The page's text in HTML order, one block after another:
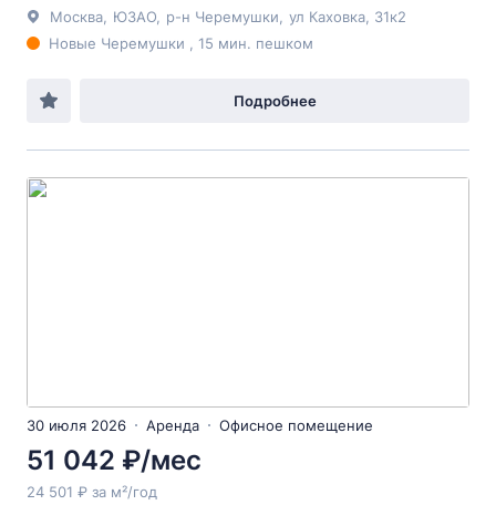
Москва ЮЗАО р-н Черемушки ул Каховка , 31к2
Новые Черемушки , 15 мин. пешком
Подробнее
30 июля 2026 Аренда Офисное помещение
51 042 ₽/мес
24 501 ₽ за м²/год